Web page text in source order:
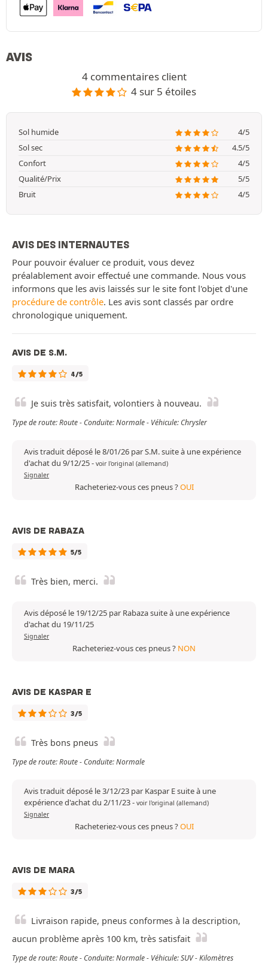
AVIS
4 commentaires client
4 sur 5 étoiles
Sol humide
4/5
Sol sec
4.5/5
Confort
4/5
Qualité/Prix
5/5
Bruit
4/5
AVIS DES INTERNAUTES
Pour pouvoir évaluer ce produit, vous devez
préalablement avoir effectué une commande. Nous vous
informons que les avis laissés sur le site font l'objet d'une
procédure de contrôle. Les avis sont classés par ordre
chronologique uniquement.
AVIS DE S.M.
4/5
Je suis très satisfait, volontiers à nouveau.
Type de route: Route - Conduite: Normale - Véhicule: Chrysler
Avis traduit déposé le 8/01/26 par S.M. suite à une expérience
d'achat du 9/12/25- voir l'original (allemand)
Signaler
Racheteriez-vous ces pneus ?OUI
AVIS DE RABAZA
5/5
Très bien, merci.
Avis déposé le 19/12/25 par Rabaza suite à une expérience
d'achat du 19/11/25
Signaler
Racheteriez-vous ces pneus ? NON
AVIS DE KASPAR E
3/5
Très bons pneus
Type de route: Route - Conduite: Normale
Avis traduit déposé le 3/12/23 par Kaspar E suite à une
expérience d'achat du 2/11/23- voir l'original (allemand)
Signaler
Racheteriez-vous ces pneus ?OUI
AVIS DE MARA
3/5
Livraison rapide, pneus conformes à la description,
aucun problème après 100 km, très satisfait
Type de route: Route - Conduite: Normale - Véhicule: SUV - Kilomètres